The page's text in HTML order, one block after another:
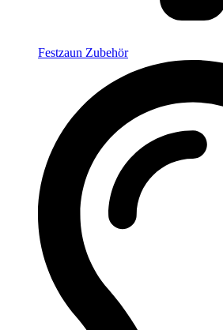
Festzaun Zubehör